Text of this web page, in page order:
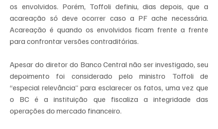
os envolvidos. Porém, Toffoli definiu, dias depois, que a
acareação só deve ocorrer caso a PF ache necessária.
Acareação é quando os envolvidos ficam frente a frente
para confrontar versões contraditórias.
Apesar do diretor do Banco Central não ser investigado, seu
depoimento foi considerado pelo ministro Toffoli de
“especial relevância” para esclarecer os fatos, uma vez que
o BC é a instituição que fiscaliza a integridade das
operações do mercado financeiro.